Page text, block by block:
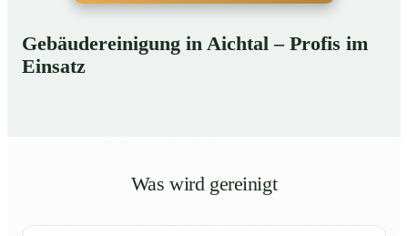
Gebäudereinigung in Aichtal – Profis im
Einsatz
Was wird gereinigt